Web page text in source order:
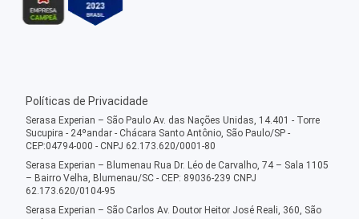
Políticas de Privacidade
Serasa Experian – São Paulo Av. das Nações Unidas, 14.401 - Torre
Sucupira - 24ºandar - Chácara Santo Antônio, São Paulo/SP -
CEP:04794-000 - CNPJ 62.173.620/0001-80
Serasa Experian – Blumenau Rua Dr. Léo de Carvalho, 74 – Sala 1105
– Bairro Velha, Blumenau/SC - CEP: 89036-239 CNPJ
62.173.620/0104-95
Serasa Experian – São Carlos Av. Doutor Heitor José Reali, 360, São